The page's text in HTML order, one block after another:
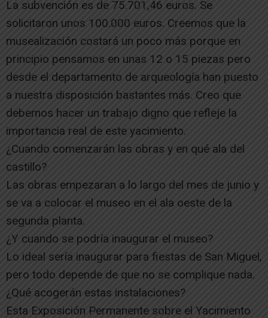
La subvención es de 75.701,46 euros. Se
solicitaron unos 100.000 euros. Creemos que la
musealización costará un poco más porque en
principio pensamos en unas 12 o 15 piezas pero
desde el departamento de arqueología han puesto
a nuestra disposición bastantes más. Creo que
debemos hacer un trabajo digno que refleje la
importancia real de este yacimiento.
¿Cuando comenzarán las obras y en qué ala del
castillo?
Las obras empezaran a lo largo del mes de junio y
se va a colocar el museo en el ala oeste de la
segunda planta.
¿Y cuando se podría inaugurar el museo?
Lo ideal sería inaugurar para fiestas de San Miguel,
pero todo depende de que no se complique nada.
¿Qué acogerán estas instalaciones?
Esta Exposición Permanente sobre el Yacimiento